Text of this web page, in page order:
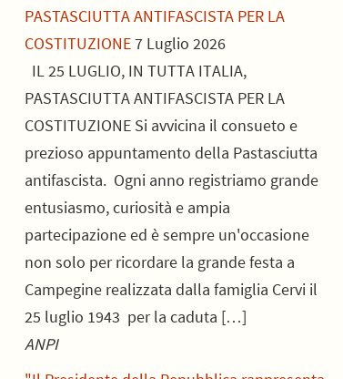
PASTASCIUTTA ANTIFASCISTA PER LA
COSTITUZIONE7 Luglio 2026
IL 25 LUGLIO, IN TUTTA ITALIA,
PASTASCIUTTA ANTIFASCISTA PER LA
COSTITUZIONE Si avvicina il consueto e
prezioso appuntamento della Pastasciutta
antifascista. Ogni anno registriamo grande
entusiasmo, curiosità e ampia
partecipazione ed è sempre un'occasione
non solo per ricordare la grande festa a
Campegine realizzata dalla famiglia Cervi il
25 luglio 1943 per la caduta […]
ANPI